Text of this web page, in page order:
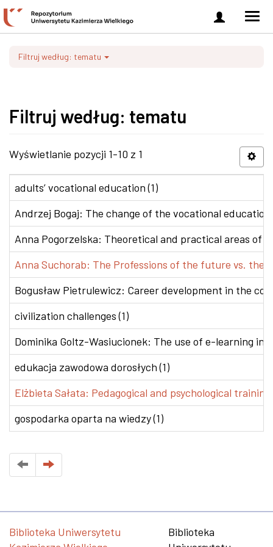
Zaloguj
się
Filtruj według: tematu
Filtruj według: tematu
Wyświetlanie pozycji 1-10 z 1
adults’ vocational education (1)
Andrzej Bogaj: The change of the vocational
Anna Pogorzelska: Theoretical and practical areas of
Anna Suchorab: The Professions of the future vs. the
Bogusław Pietrulewicz: Career development in the
civilization challenges (1)
Dominika Goltz-Wasiucionek: The use of e-learning in
edukacja zawodowa dorosłych (1)
Elżbieta Sałata: Pedagogical and psychological
gospodarka oparta na wiedzy (1)
Biblioteka Uniwersytetu
Biblioteka